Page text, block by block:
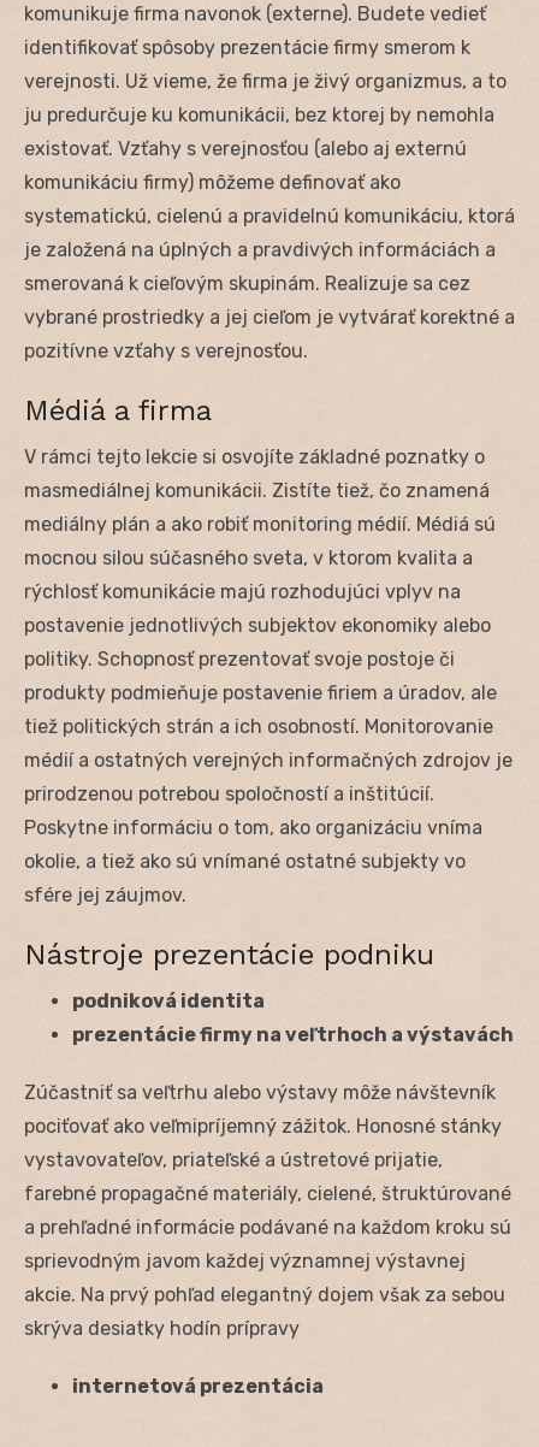
komunikuje firma navonok (externe). Budete vedieť
identifikovať spôsoby prezentácie firmy smerom k
verejnosti. Už vieme, že firma je živý organizmus, a to
ju predurčuje ku komunikácii, bez ktorej by nemohla
existovať. Vzťahy s verejnosťou (alebo aj externú
komunikáciu firmy) môžeme definovať ako
systematickú, cielenú a pravidelnú komunikáciu, ktorá
je založená na úplných a pravdivých informáciách a
smerovaná k cieľovým skupinám. Realizuje sa cez
vybrané prostriedky a jej cieľom je vytvárať korektné a
pozitívne vzťahy s verejnosťou.
Médiá a firma
V rámci tejto lekcie si osvojíte základné poznatky o
masmediálnej komunikácii. Zistíte tiež, čo znamená
mediálny plán a ako robiť monitoring médií. Médiá sú
mocnou silou súčasného sveta, v ktorom kvalita a
rýchlosť komunikácie majú rozhodujúci vplyv na
postavenie jednotlivých subjektov ekonomiky alebo
politiky. Schopnosť prezentovať svoje postoje či
produkty podmieňuje postavenie firiem a úradov, ale
tiež politických strán a ich osobností. Monitorovanie
médií a ostatných verejných informačných zdrojov je
prirodzenou potrebou spoločností a inštitúcií.
Poskytne informáciu o tom, ako organizáciu vníma
okolie, a tiež ako sú vnímané ostatné subjekty vo
sfére jej záujmov.
Nástroje prezentácie podniku
podniková identita
prezentácie firmy na veľtrhoch a výstavách
Zúčastniť sa veľtrhu alebo výstavy môže návštevník
pociťovať ako veľmipríjemný zážitok. Honosné stánky
vystavovateľov, priateľské a ústretové prijatie,
farebné propagačné materiály, cielené, štruktúrované
a prehľadné informácie podávané na každom kroku sú
sprievodným javom každej významnej výstavnej
akcie. Na prvý pohľad elegantný dojem však za sebou
skrýva desiatky hodín prípravy
internetová prezentácia